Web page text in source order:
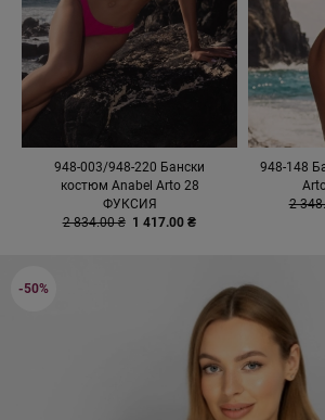
948-003/948-220 Бански
костюм Anabel Arto 28
ФУКСИЯ
2 834.00 ₴ 1 417.00 ₴
948-148
2
-50%